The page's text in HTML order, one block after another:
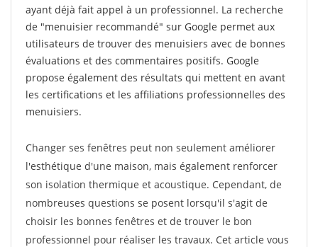
ayant déjà fait appel à un professionnel. La recherche
de "menuisier recommandé" sur Google permet aux
utilisateurs de trouver des menuisiers avec de bonnes
évaluations et des commentaires positifs. Google
propose également des résultats qui mettent en avant
les certifications et les affiliations professionnelles des
menuisiers.
Changer ses fenêtres peut non seulement améliorer
l'esthétique d'une maison, mais également renforcer
son isolation thermique et acoustique. Cependant, de
nombreuses questions se posent lorsqu'il s'agit de
choisir les bonnes fenêtres et de trouver le bon
professionnel pour réaliser les travaux. Cet article vous